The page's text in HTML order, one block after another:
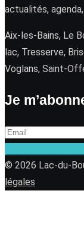
actualités,
Aix-les-Bains, Le
lac, Tresserve,
Voglans, Saint-
Je
© 2026 Lac-du-
légales